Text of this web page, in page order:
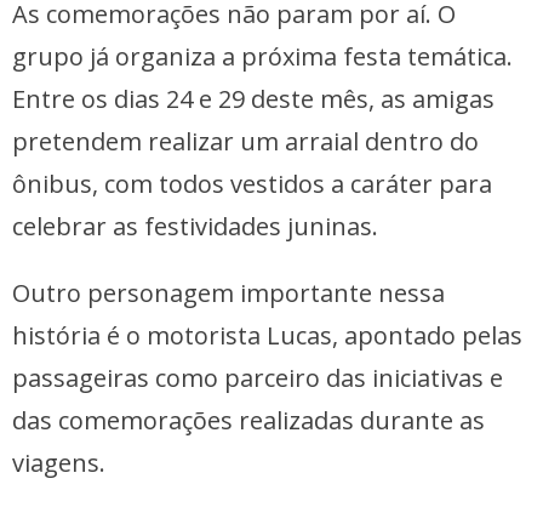
As comemorações não param por aí. O
grupo já organiza a próxima festa temática.
Entre os dias 24 e 29 deste mês, as amigas
pretendem realizar um arraial dentro do
ônibus, com todos vestidos a caráter para
celebrar as festividades juninas.
Outro personagem importante nessa
história é o motorista Lucas, apontado pelas
passageiras como parceiro das iniciativas e
das comemorações realizadas durante as
viagens.